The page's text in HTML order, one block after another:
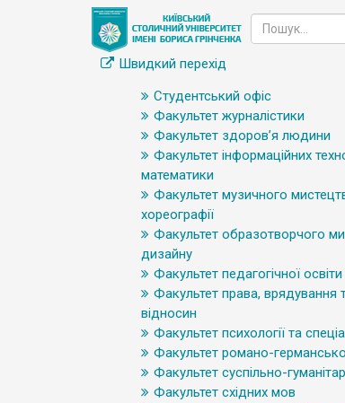
Швидкий перехід
Студентський офіс
Факультет журналістики
Факультет здоров’я людини
Факультет інформаційних
математики
Факультет музичного
хореографії
Факультет образотворчого
дизайну
Факультет педагогічної освіти
Факультет права, врядування
відносин
Факультет психології та
Факультет романо-
Факультет суспільно-
Факультет східних мов